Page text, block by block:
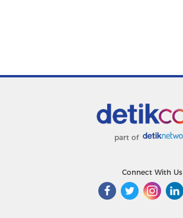
part of
Connect With Us